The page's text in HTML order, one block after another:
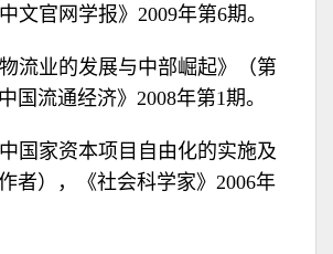
文官网学报》2009年第6期。
流业的发展与中部崛起》（第
国流通经济》2008年第1期。
国家资本项目自由化的实施及
者），《社会科学家》2006年